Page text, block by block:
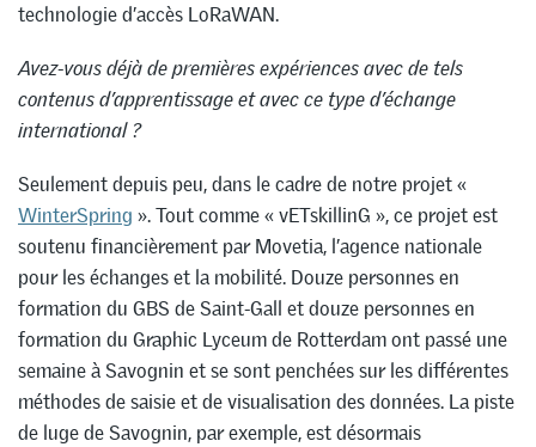
technologie d’accès LoRaWAN.
Avez-vous déjà de premières expériences avec de tels
contenus d’apprentissage et avec ce type d’échange
international ?
Seulement depuis peu, dans le cadre de notre projet «
WinterSpring ». Tout comme « vETskillinG », ce projet est
soutenu financièrement par Movetia, l’agence nationale
pour les échanges et la mobilité. Douze personnes en
formation du GBS de Saint-Gall et douze personnes en
formation du Graphic Lyceum de Rotterdam ont passé une
semaine à Savognin et se sont penchées sur les différentes
méthodes de saisie et de visualisation des données. La piste
de luge de Savognin, par exemple, est désormais